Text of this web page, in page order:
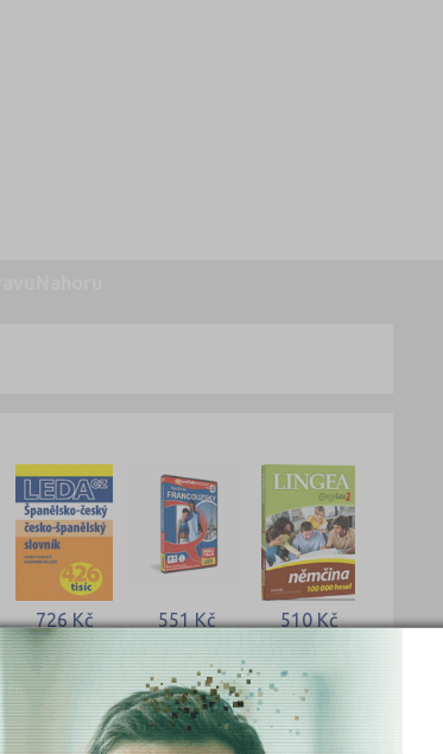
726 Kč
Objednat
551 Kč
Objednat
510 Kč
Objednat